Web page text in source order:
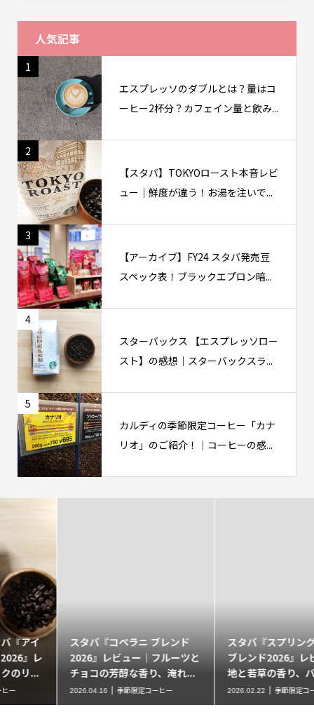
人気記事
1
エスプレッソのダブルとは？量はコ
ーヒー2杯分？カフェイン量と飲み...
2
【スタバ】TOKYOロースト本音レビ
ュー｜鮮度が違う！お湯を注いで...
3
【アーカイブ】FY24 スタバ発売豆
スペック表！ブラックエプロン暗...
4
スターバックス 【エスプレッソロー
スト】の感想｜スターバックスラ...
5
カルディの季節限定コーヒー「カナ
リオ」のご紹介！｜コーヒーの感...
スタバ『コペラニ ブレンド
2026』レビュー｜フルーツと
チョコの芳醇な香り、淹れ...
2026.04.16 季節限定コーヒー
スタバ『スプリングシーズン
ブレンド2026』レビュー｜大
地と若草の香り、バニラの...
2026.02.22 季節限定コーヒー